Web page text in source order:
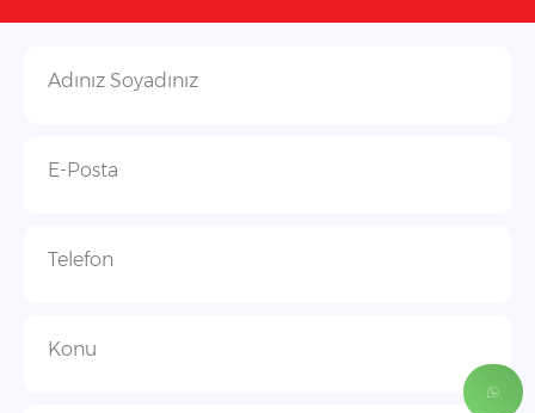
Adınız Soyadınız
E-Posta
Telefon
Konu